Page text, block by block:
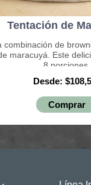
Tentación de
combinación de
maracuyá. Este
8 porciones.
Desde:
Comprar